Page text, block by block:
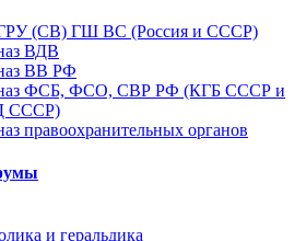
(СВ) ГШ ВС (Россия и СССР)
ВДВ
ВВ РФ
ФСБ, ФСО, СВР РФ (КГБ СССР и
СССР)
правоохранительных органов
и геральдика